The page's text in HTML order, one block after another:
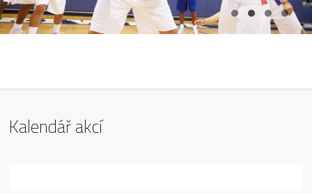
Kalendář akcí